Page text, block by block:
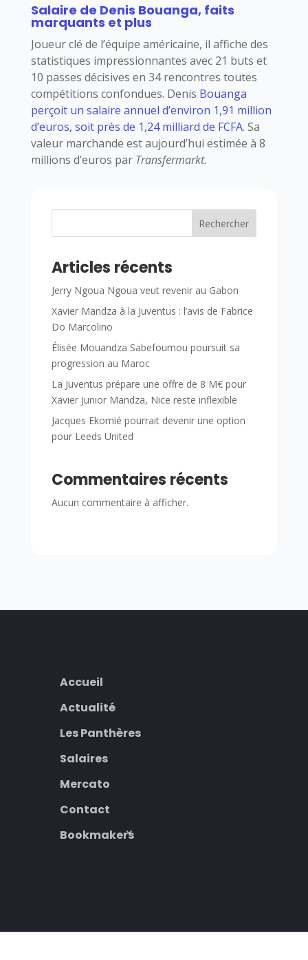
Salaire de Denis Bouanga, faits
marquants et plus
Joueur clé de l’équipe américaine, il affiche des
statistiques impressionnantes avec 21 buts et
10 passes décisives en 34 rencontres toutes
compétitions confondues. Denis Bouanga
perçoit un salaire annuel d’environ 1,91 million
d’euros, soit près de 1,24 milliard de FCFA. Sa
valeur marchande est aujourd’hui estimée à 8
millions d’euros par Transfermarkt.​
Rechercher
Articles récents
Jerry Ngoua Ngoua veut revenir au Gabon
Xavier Mandza à la Juventus : l’avis de Fabrice
Do Marcolino
Élisée Mouandza Sabefoumou poursuit sa
progression au Maroc
La Juventus prépare une offre de 8 M€ pour
Xavier Junior Mandza, Nice reste inflexible
Jacques Ekomié pourrait devenir une option
pour Leeds United
Commentaires récents
Aucun commentaire à afficher.
Accueil
Actualité
Les Panthères
Salaires
Mercato
Contact
Bookmakers